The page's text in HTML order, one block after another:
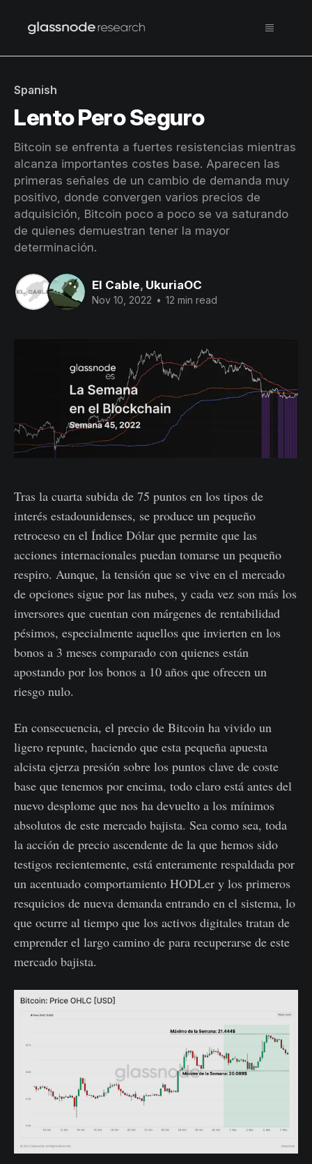
Spanish
Lento Pero Seguro
Bitcoin se enfrenta a fuertes resistencias mientras
alcanza importantes costes base. Aparecen las
primeras señales de un cambio de demanda muy
positivo, donde convergen varios precios de
adquisición, Bitcoin poco a poco se va saturando
de quienes demuestran tener la mayor
determinación.
El Cable, UkuriaOC
Nov 10, 2022 • 12 min read
Tras la cuarta subida de 75 puntos en los tipos de
interés estadounidenses, se produce un pequeño
retroceso en el Índice Dólar que permite que las
acciones internacionales puedan tomarse un pequeño
respiro. Aunque, la tensión que se vive en el mercado
de opciones sigue por las nubes, y cada vez son más los
inversores que cuentan con márgenes de rentabilidad
pésimos, especialmente aquellos que invierten en los
bonos a 3 meses comparado con quienes están
apostando por los bonos a 10 años que ofrecen un
riesgo nulo.
En consecuencia, el precio de Bitcoin ha vivido un
ligero repunte, haciendo que esta pequeña apuesta
alcista ejerza presión sobre los puntos clave de coste
base que tenemos por encima, todo claro está antes del
nuevo desplome que nos ha devuelto a los mínimos
absolutos de este mercado bajista. Sea como sea, toda
la acción de precio ascendente de la que hemos sido
testigos recientemente, está enteramente respaldada por
un acentuado comportamiento HODLer y los primeros
resquicios de nueva demanda entrando en el sistema, lo
que ocurre al tiempo que los activos digitales tratan de
emprender el largo camino de para recuperarse de este
mercado bajista.